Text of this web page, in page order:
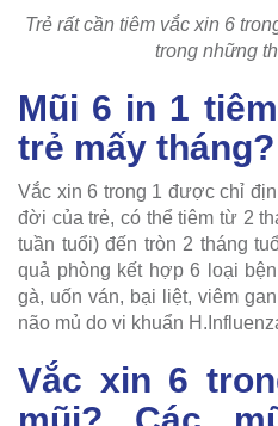
Trẻ rất cần tiêm vắc xin 6
trong những
Mũi 6 in 1
trẻ mấy tháng?
Vắc xin 6 trong 1 được chỉ
đời của trẻ, có thể tiêm từ 2
tuần tuổi) đến tròn 2 tháng
quả phòng kết hợp 6 loại
gà, uốn ván, bại liệt, viêm
não mủ do vi khuẩn
Vắc xin 6